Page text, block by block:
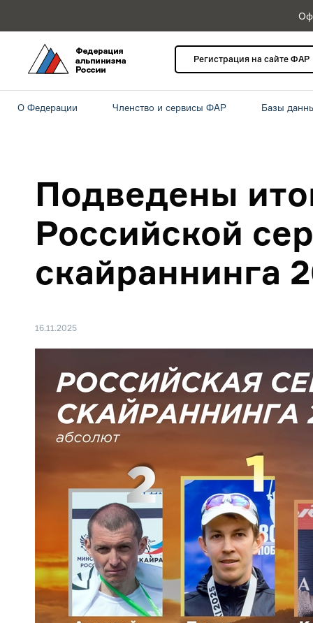
Регистрация на сайте ФАР
О Федерации Членство и сервисы ФАР Базы
Подведены
Российской
скайраннинга
16.11.2025